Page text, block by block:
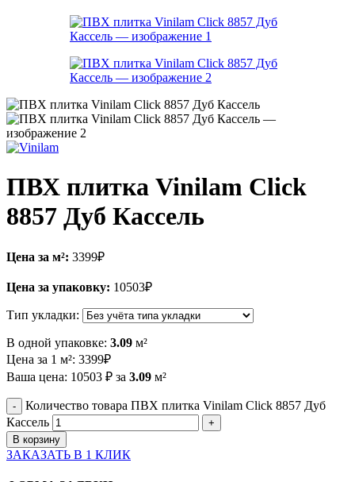
ПВХ плитка Vinilam Click
8857 Дуб Кассель
Цена за м²: 3399₽
Цена за упаковку: 10503₽
Тип укладки:
В одной упаковке: 3.09 м²
Цена за 1 м²: 3399₽
Ваша цена: 10503 ₽ за 3.09 м²
Количество товара ПВХ плитка Vinilam Click 8857 Дуб
Кассель
В корзину
ЗАКАЗАТЬ В 1 КЛИК